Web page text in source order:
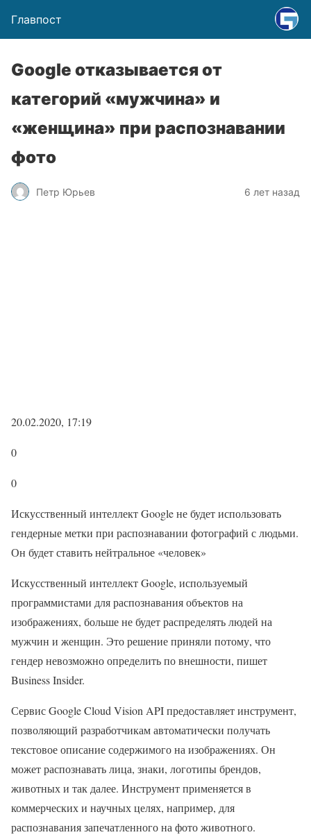
Главпост
Google отказывается от
категорий «мужчина» и
«женщина» при распознавании
фото
Петр Юрьев 6 лет назад
20.02.2020, 17:19
0
0
Искусственный интеллект Google не будет использовать
гендерные метки при распознавании фотографий с людьми.
Он будет ставить нейтральное «человек»
Искусственный интеллект Google, используемый
программистами для распознавания объектов на
изображениях, больше не будет распределять людей на
мужчин и женщин. Это решение приняли потому, что
гендер невозможно определить по внешности, пишет
Business Insider.
Сервис Google Cloud Vision API предоставляет инструмент,
позволяющий разработчикам автоматически получать
текстовое описание содержимого на изображениях. Он
может распознавать лица, знаки, логотипы брендов,
животных и так далее. Инструмент применяется в
коммерческих и научных целях, например, для
распознавания запечатленного на фото животного.